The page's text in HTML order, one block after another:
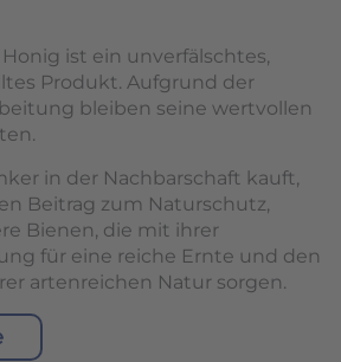
ist ein unverfälschtes,
Produkt. Aufgrund der
bleiben seine wertvollen
in der Nachbarschaft kauft,
Beitrag zum Naturschutz,
Bienen, die mit ihrer
für eine reiche Ernte und den
artenreichen Natur sorgen.